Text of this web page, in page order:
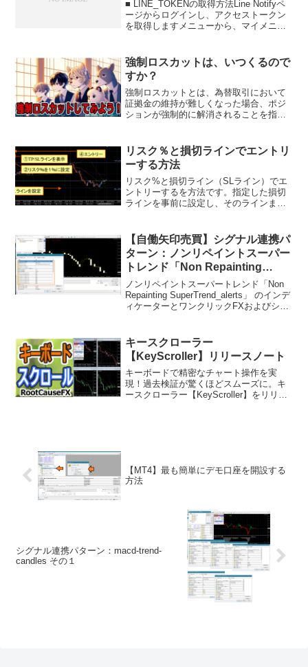
■ LINE_TOKENの取得方法Line Notifyペ
ージからログインし、アクセストークン
を取得しますメニューから、マイメニュ
します1on1は、自分へのメッセージ、...
強制ロスカットは、いつくるので
すか？
強制ロスカットとは、為替取引において
証拠金の維持が難しくなった場合、ポジ
ションが強制的に解消されることを指し
通常はマージンコールがあり、証拠金が
不足する前に警告が与えら...
リスク％と損切ラインでエントリ
ーする方法
リスク%と損切ライン（SLライン）でエ
ントリーするを方法です。指定した損切
ラインを事前に設定し、そのラインまで
ントロール手法です。リスク管理を理解
されているトレードであ...
【自働矢印売買】シグナル連携パ
ターン：ノンリペイントスーパー
トレンド「Non Repainting
SuperTrend_alerts」
ノンリペイントスーパートレンド「Non
Repainting SuperTrend_alerts」 のインデ
ィケーターとワンクリックFXおよびシグ
ですが、ティックレベル...
キースクローラー
【KeyScroller】リリースノート
キーボードで精密なチャート操作を実
現！過去検証が驚くほどスムーズに。キ
ースクローラー【KeyScroller】をリリー
【MT4】最も簡単にデモ口座を開設する
方法
シグナル連携パターン：macd-trend-
candles その１